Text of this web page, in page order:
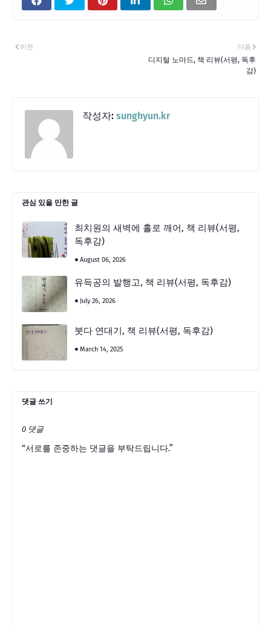
다음
디지털 노마드, 책 리뷰(서평, 독후
감)
이전
작성자: sunghyun.kr
관심 있을 만한 글
최치원의 새벽에 홀로 깨어, 책 리뷰(서평,
독후감)
August 06, 2026
유득공의 발행고, 책 리뷰(서평, 독후감)
July 26, 2026
붓다 연대기, 책 리뷰(서평, 독후감)
March 14, 2025
댓글 쓰기
0 댓글
“서로를 존중하는 댓글을 부탁드립니다.”